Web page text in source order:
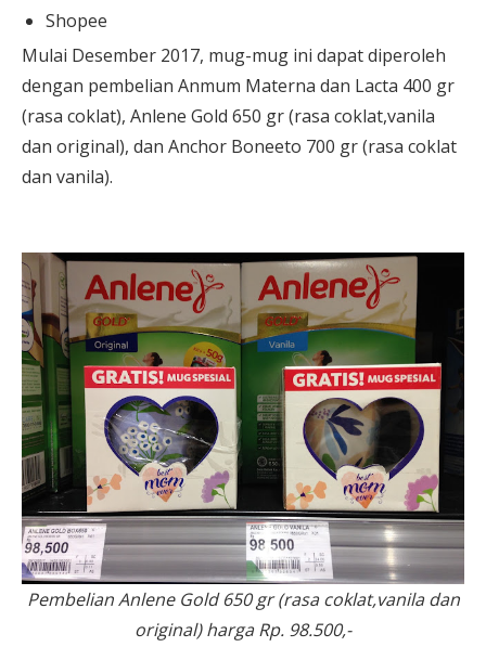
Shopee
Mulai Desember 2017, mug-mug ini dapat diperoleh
dengan pembelian Anmum Materna dan Lacta 400 gr
(rasa coklat), Anlene Gold 650 gr (rasa coklat,vanila
dan original), dan Anchor Boneeto 700 gr (rasa coklat
dan vanila).
Pembelian Anlene Gold 650 gr (rasa coklat,vanila dan
original) harga Rp. 98.500,-